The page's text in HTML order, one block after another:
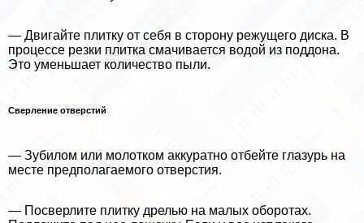
— Двигайте плитку от себя в сторону режущего диска. В
процессе резки плитка смачивается водой из поддона.
Это уменьшает количество пыли.
Сверление отверстий
— Зубилом или молотком аккуратно отбейте глазурь на
месте предполагаемого отверстия.
— Посверлите плитку дрелью на малых оборотах.